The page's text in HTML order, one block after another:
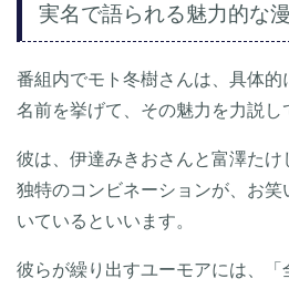
実名で語られる魅力的な
番組内でモト冬樹さんは、具体
名前を挙げて、その魅力を力説し
彼は、伊達みきおさんと富澤た
独特のコンビネーションが、お
いているといいます。
彼らが繰り出すユーモアには、「